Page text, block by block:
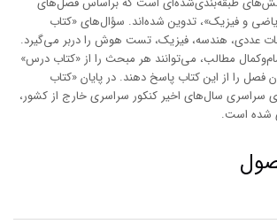
و فیزیک»، تدوین شده‌اند. سؤال‌های «کتاب
عددی، هندسه، فیزیک، تست هوش را دربر می‌گیرد.
مطالب، می‌توانند هر مبحث را از «کتاب درس»
را از این کتاب پاسخ دهند. در پایان «کتاب
سراسری سال‌های اخیر کنکور سراسری خارج از کشور،
شده است.